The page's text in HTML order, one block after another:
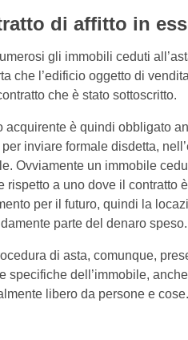
di affitto in
gli immobili ceduti
che l’edificio oggetto di
che è stato sottoscritto.
acquirente è quindi obbligato
inviare formale disdetta,
Ovviamente un immobile
rispetto a uno dove il contratto
per il futuro, quindi la
parte del denaro speso.
di asta, comunque,
specifiche dell’immobile,
libero da persone e cose.